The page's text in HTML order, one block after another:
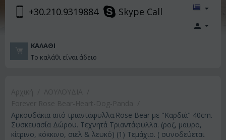
+30.210.9319884 Skype Call
ΚΑΛΆΘΙ
Το καλάθι είναι άδειο
Αρκουδάκια από τριαντάφυλλα.Rose Bear με "Καρδιά" 40cm.
Συσκευασία Δώρου. Τεχνητά Τριαντάφυλλα. (ροζ, μαυρο,
κίτρινο, κόκκινο, σιελ & λευκό) (1) Τεμάχιο. ( συνοδεύεται